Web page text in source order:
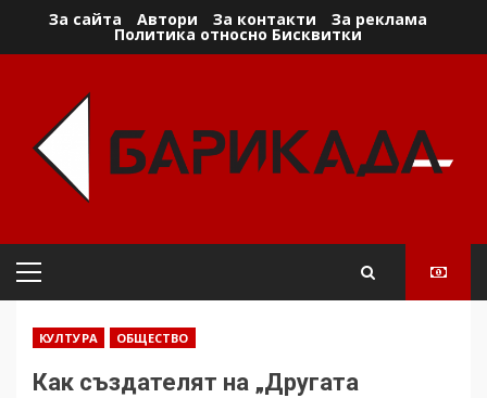
За сайта Автори За контакти За реклама
Политика относно Бисквитки
Primary
КУЛТУРА ОБЩЕСТВО
Как създателят на „Другата